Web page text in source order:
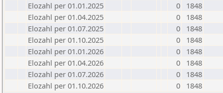
Elozahl per 01.01.2025
0
1848
Elozahl per 01.04.2025
0
1848
Elozahl per 01.07.2025
0
1848
Elozahl per 01.10.2025
0
1848
Elozahl per 01.01.2026
0
1848
Elozahl per 01.04.2026
0
1848
Elozahl per 01.07.2026
0
1848
Elozahl per 01.10.2026
0 1848